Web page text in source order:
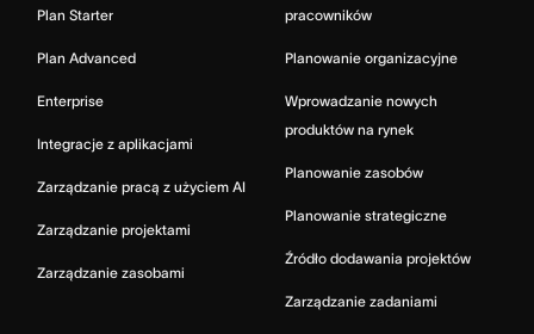
Plan Starter
Plan Advanced
Enterprise
Integracje z aplikacjami
Zarządzanie pracą z użyciem AI
Zarządzanie projektami
Zarządzanie zasobami
pracowników
Planowanie organizacyjne
Wprowadzanie nowych
produktów na rynek
Planowanie zasobów
Planowanie strategiczne
Źródło dodawania projektów
Zarządzanie zadaniami